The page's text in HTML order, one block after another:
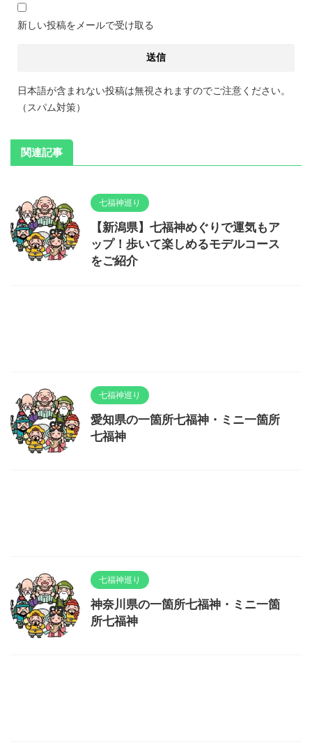
新しい投稿をメールで受け取る
日本語が含まれない投稿は無視されますのでご注意ください。
（スパム対策）
関連記事
七福神巡り
【新潟県】七福神めぐりで運気もア
ップ！歩いて楽しめるモデルコース
をご紹介
七福神巡り
愛知県の一箇所七福神・ミニ一箇所
七福神
七福神巡り
神奈川県の一箇所七福神・ミニ一箇
所七福神